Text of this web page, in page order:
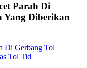
Parah Di
Yang Diberikan